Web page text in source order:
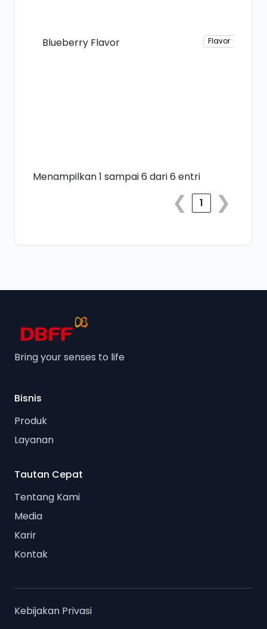
Blueberry Flavor Flavor
Menampilkan 1 sampai 6 dari 6 entri
❮ 1 ❯
Bring your senses to life
Bisnis
Produk
Layanan
Tautan Cepat
Tentang Kami
Media
Karir
Kontak
Kebijakan Privasi